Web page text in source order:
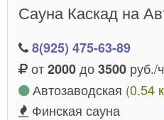
Сауна Каскад на
8(925) 475-63-89
от2000до3500 руб./
Автозаводская (0.54
Финская сауна